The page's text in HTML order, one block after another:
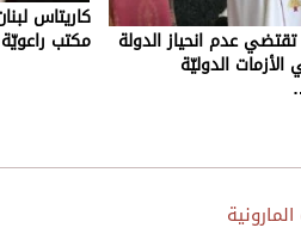
عدم انحياز الدولة
الدوليّة
كاريتاس
مكتب